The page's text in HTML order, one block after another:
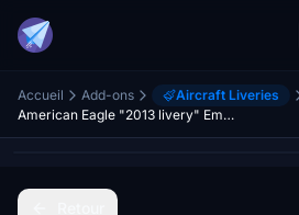
Accueil Add-ons Aircraft Liveries
American Eagle "2013 livery" Embraer 175 Virtuacol